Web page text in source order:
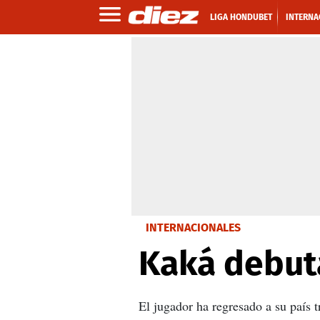
LIGA HONDUBET
INTERNACIONALES
Kaká
El jugador ha regresado a su país